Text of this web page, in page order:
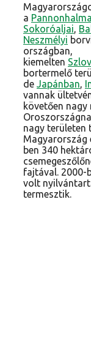
a
Sokoróaljai,
Neszmélyi
országban,
kiemelten
bortermelő
de Japánban,
vannak
követően
nagy területen
Magyarország
ben 340
fajtával. 2000-
volt
termesztik.